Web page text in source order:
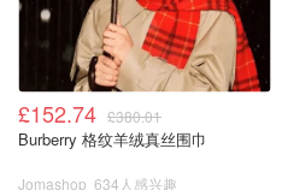
£152.74 £380.01
Burberry 格纹羊绒真丝围巾
Jomashop 634人感兴趣